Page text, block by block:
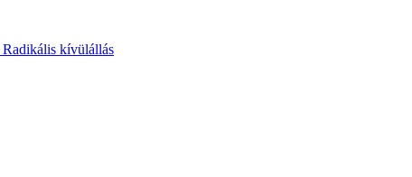
Radikális kívülállás